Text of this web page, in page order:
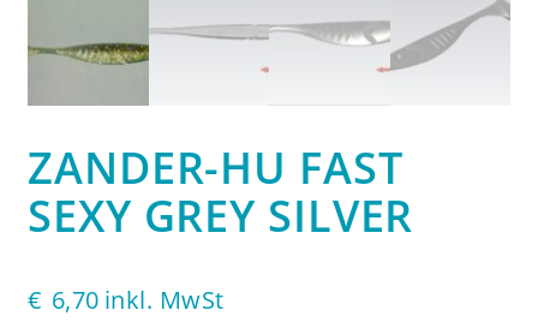
ZANDER-HU FAST
SEXY GREY SILVER
€ 6,70 inkl. MwSt